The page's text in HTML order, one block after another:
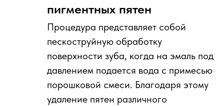
пигментных пятен
Процедура представляет собой
пескоструйную обработку
поверхности зуба, когда на эмаль под
давлением подается вода с примесью
порошковой смеси. Благодаря этому
удаление пятен различного